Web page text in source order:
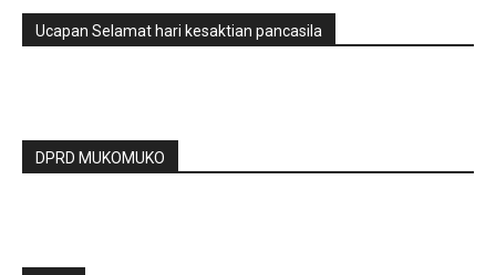
Ucapan Selamat hari kesaktian pancasila
DPRD MUKOMUKO